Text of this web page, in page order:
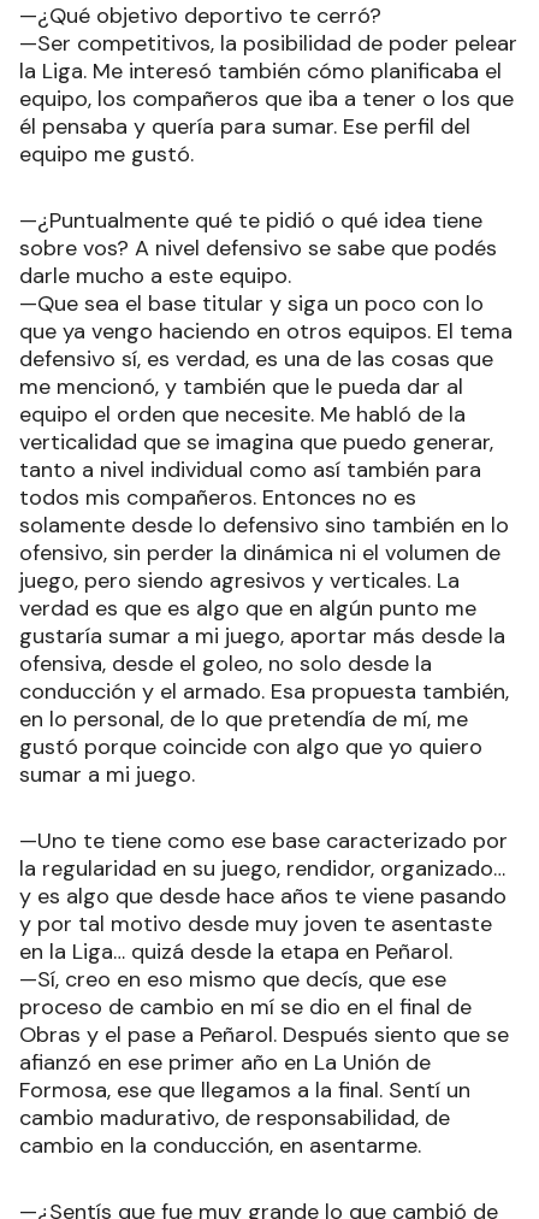
—¿Qué objetivo deportivo te cerró?
—Ser competitivos, la posibilidad de poder pelear
la Liga. Me interesó también cómo planificaba el
equipo, los compañeros que iba a tener o los que
él pensaba y quería para sumar. Ese perfil del
equipo me gustó.
—¿Puntualmente qué te pidió o qué idea tiene
sobre vos? A nivel defensivo se sabe que podés
darle mucho a este equipo.
—Que sea el base titular y siga un poco con lo
que ya vengo haciendo en otros equipos. El tema
defensivo sí, es verdad, es una de las cosas que
me mencionó, y también que le pueda dar al
equipo el orden que necesite. Me habló de la
verticalidad que se imagina que puedo generar,
tanto a nivel individual como así también para
todos mis compañeros. Entonces no es
solamente desde lo defensivo sino también en lo
ofensivo, sin perder la dinámica ni el volumen de
juego, pero siendo agresivos y verticales. La
verdad es que es algo que en algún punto me
gustaría sumar a mi juego, aportar más desde la
ofensiva, desde el goleo, no solo desde la
conducción y el armado. Esa propuesta también,
en lo personal, de lo que pretendía de mí, me
gustó porque coincide con algo que yo quiero
sumar a mi juego.
—Uno te tiene como ese base caracterizado por
la regularidad en su juego, rendidor, organizado…
y es algo que desde hace años te viene pasando
y por tal motivo desde muy joven te asentaste
en la Liga… quizá desde la etapa en Peñarol.
—Sí, creo en eso mismo que decís, que ese
proceso de cambio en mí se dio en el final de
Obras y el pase a Peñarol. Después siento que se
afianzó en ese primer año en La Unión de
Formosa, ese que llegamos a la final. Sentí un
cambio madurativo, de responsabilidad, de
cambio en la conducción, en asentarme.
—¿Sentís que fue muy grande lo que cambió de